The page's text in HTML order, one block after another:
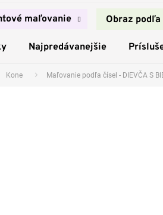
maľovanie Obraz podľa
Najpredávanejšie
Kone Maľovanie podľa čísel - DIEVČA S